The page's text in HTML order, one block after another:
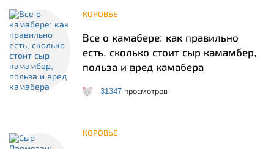
КОРОВЬЕ
Все о камабере: как правильно
есть, сколько стоит сыр камамбер,
польза и вред камабера
31347 просмотров
КОРОВЬЕ